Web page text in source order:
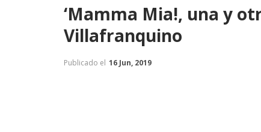
‘Mamma Mia!, una y
Villafranquino
Publicado el 16 Jun, 2019